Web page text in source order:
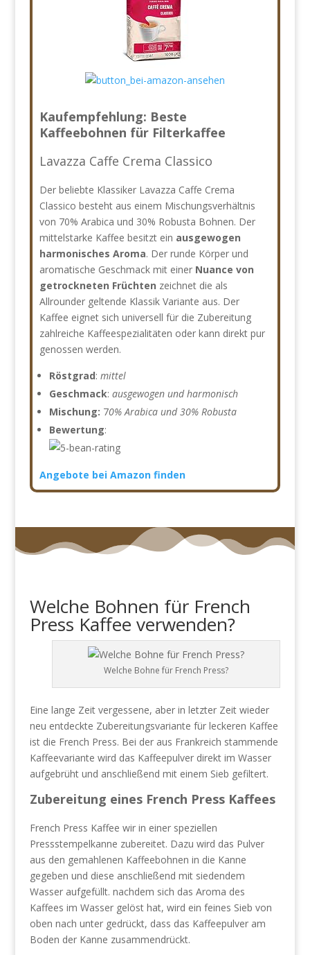
Kaufempfehlung: Beste
Kaffeebohnen für Filterkaffee
Lavazza Caffe Crema Classico
Der beliebte Klassiker Lavazza Caffe Crema
Classico besteht aus einem Mischungsverhältnis
von 70% Arabica und 30% Robusta Bohnen. Der
mittelstarke Kaffee besitzt ein ausgewogen
harmonisches Aroma. Der runde Körper und
aromatische Geschmack mit einer Nuance von
getrockneten Früchten zeichnet die als
Allrounder geltende Klassik Variante aus. Der
Kaffee eignet sich universell für die Zubereitung
zahlreiche Kaffeespezialitäten oder kann direkt pur
genossen werden.
Röstgrad: mittel
Geschmack: ausgewogen und harmonisch
Mischung: 70% Arabica und 30% Robusta
Bewertung:
Angebote bei Amazon finden
Welche Bohnen für French
Press Kaffee verwenden?
Welche Bohne für French Press?
Eine lange Zeit vergessene, aber in letzter Zeit wieder
neu entdeckte Zubereitungsvariante für leckeren Kaffee
ist die French Press. Bei der aus Frankreich stammende
Kaffeevariante wird das Kaffeepulver direkt im Wasser
aufgebrüht und anschließend mit einem Sieb gefiltert.
Zubereitung eines French Press Kaffees
French Press Kaffee wir in einer speziellen
Pressstempelkanne zubereitet. Dazu wird das Pulver
aus den gemahlenen Kaffeebohnen in die Kanne
gegeben und diese anschließend mit siedendem
Wasser aufgefüllt. nachdem sich das Aroma des
Kaffees im Wasser gelöst hat, wird ein feines Sieb von
oben nach unter gedrückt, dass das Kaffeepulver am
Boden der Kanne zusammendrückt.